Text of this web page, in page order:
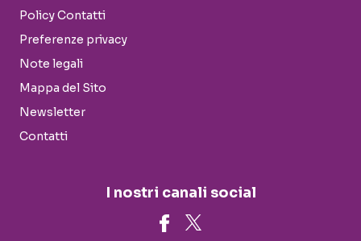
Policy Contatti
Preferenze privacy
Note legali
Mappa del Sito
Newsletter
Contatti
I nostri canali social